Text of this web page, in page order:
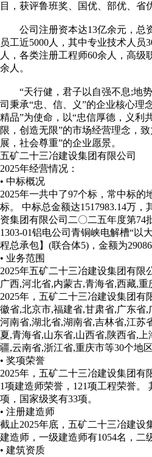
目，获评鲁班奖、国优、部优、省
公司注册资本达13亿余元，总
员工近5000人，其中专业技术人员
人，各类注册工程师60余人，高级
余人。
“天行健，君子以自强不息;地势
司秉承“忠、信、义”的企业核心理
精品”为使命，以“忠信厚德，义利
限，创造无限”的市场经营理念，
展，社会尊重”的企业愿景。
五矿二十三冶建设集团有限公司
2025年经营情况：
• 中标概况
2025年一共中了97个标，常中标的
标。 中标总金额达1517983.14万
资集团有限公司二〇二五年度第74
1303-01铝电公司青铜峡电解槽“以
程总承包】(联合体5)，金额为
• 业务范围
2025年五矿二十三冶建设集团有限
广西,河北省,内蒙古,青海省,西藏,重
2025年，五矿二十三冶建设集团有
徽省,北京市,福建省,甘肃省,广东省
河南省,湖北省,湖南省,吉林省,江苏
夏,青海省,山东省,山西省,陕西省,
疆,云南省,浙江省,重庆市等30个地区
• 奖项荣誉
2025年，五矿二十三冶建设集团有
1项建造师荣誉，121项工程荣誉。
项，国家级奖有33项。
• 注册建造师
截止2025年底，五矿二十三冶建设
建造师，一级建造师有1054名，二
• 建筑资质